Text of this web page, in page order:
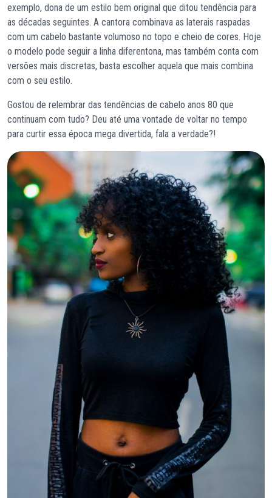
exemplo, dona de um estilo bem original que ditou tendência para
as décadas seguintes. A cantora combinava as laterais raspadas
com um cabelo bastante volumoso no topo e cheio de cores. Hoje
o modelo pode seguir a linha diferentona, mas também conta com
versões mais discretas, basta escolher aquela que mais combina
com o seu estilo.
Gostou de relembrar das tendências de cabelo anos 80 que
continuam com tudo? Deu até uma vontade de voltar no tempo
para curtir essa época mega divertida, fala a verdade?!